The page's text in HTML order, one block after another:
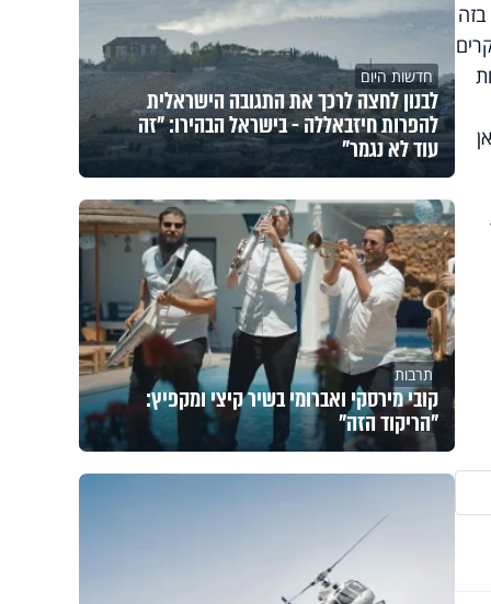
חדשות היום
לבנון לחצה לרכך את התגובה הישראלית
להפרות חיזבאללה - בישראל הבהירו: "זה
עוד לא נגמר"
תרבות
קובי מירסקי ואברומי בשיר קיצי ומקפיץ:
"הריקוד הזה"